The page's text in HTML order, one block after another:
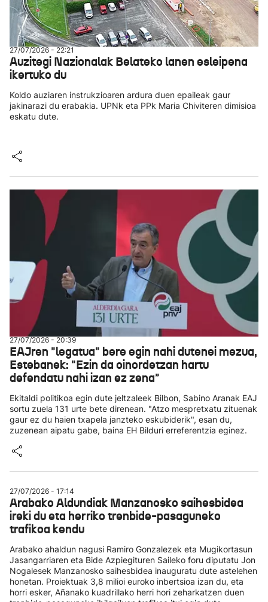
27/07/2026 - 22:21
Auzitegi Nazionalak Belateko lanen esleipena
ikertuko du
Koldo auziaren instrukzioaren ardura duen epaileak gaur
jakinarazi du erabakia. UPNk eta PPk Maria Chiviteren dimisioa
eskatu dute.
27/07/2026 - 20:39
EAJren "legatua" bere egin nahi dutenei mezua,
Estebanek: "Ezin da oinordetzan hartu
defendatu nahi izan ez zena"
Ekitaldi politikoa egin dute jeltzaleek Bilbon, Sabino Aranak EAJ
sortu zuela 131 urte bete direnean. "Atzo mespretxatu zituenak
gaur ez du haien txapela janzteko eskubiderik", esan du,
zuzenean aipatu gabe, baina EH Bilduri erreferentzia eginez.
27/07/2026 - 17:14
Arabako Aldundiak Manzanosko saihesbidea
ireki du eta herriko trenbide-pasaguneko
trafikoa kendu
Arabako ahaldun nagusi Ramiro Gonzalezek eta Mugikortasun
Jasangarriaren eta Bide Azpiegituren Saileko foru diputatu Jon
Nogalesek Manzanosko saihesbidea inauguratu dute astelehen
honetan. Proiektuak 3,8 milioi euroko inbertsioa izan du, eta
horri esker, Añanako kuadrillako herri hori zeharkatzen duen